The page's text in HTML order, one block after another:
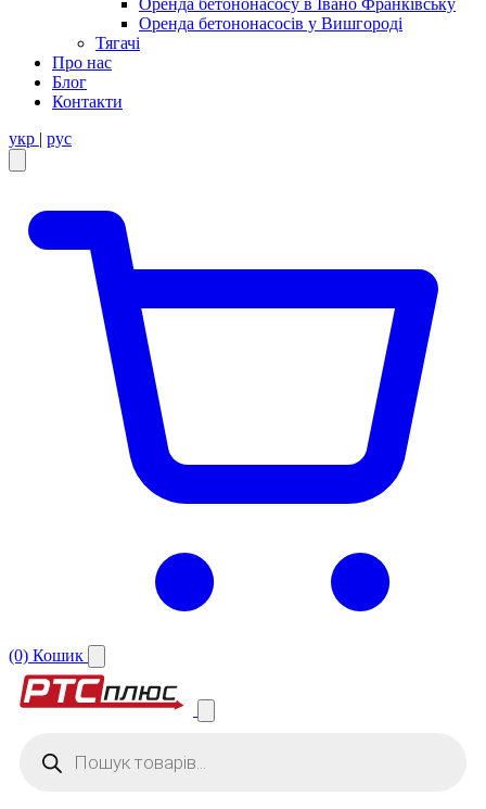
Оренда бетононасосу в Івано Франківську
Оренда бетононасосів у Вишгороді
Тягачі
Про нас
Блог
Контакти
укр | рус
(0) Кошик
search